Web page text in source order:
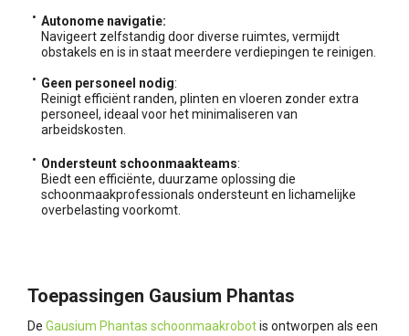
Autonome navigatie:
Navigeert zelfstandig door diverse ruimtes, vermijdt
obstakels en is in staat meerdere verdiepingen te reinigen.
Geen personeel nodig:
Reinigt efficiënt randen, plinten en vloeren zonder extra
personeel, ideaal voor het minimaliseren van
arbeidskosten.
Ondersteunt schoonmaakteams:
Biedt een efficiënte, duurzame oplossing die
schoonmaakprofessionals ondersteunt en lichamelijke
overbelasting voorkomt.
Toepassingen Gausium Phantas
De Gausium Phantas schoonmaakrobotis ontworpen als een